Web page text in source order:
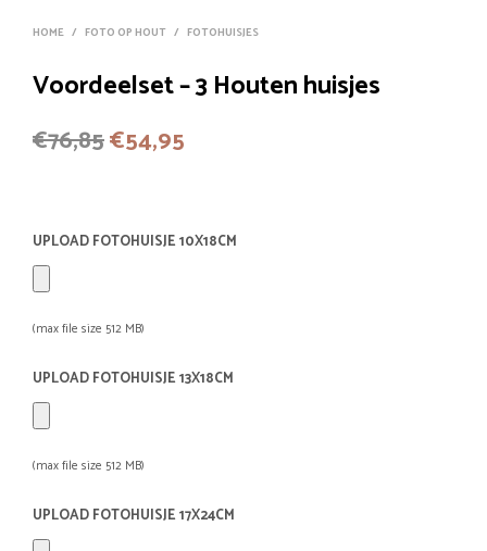
HOME / FOTO OP HOUT / FOTOHUISJES
Voordeelset – 3 Houten huisjes
€76,85Oorspronkelijke
€76,85.
€54,95
€54,95.
UPLOAD FOTOHUISJE 10X18CM
(max file size 512 MB)
UPLOAD FOTOHUISJE 13X18CM
(max file size 512 MB)
UPLOAD FOTOHUISJE 17X24CM